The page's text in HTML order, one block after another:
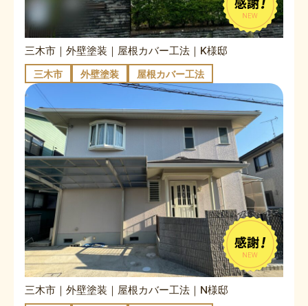
三木市｜外壁塗装｜屋根カバー工法｜K様邸
三木市 外壁塗装 屋根カバー工法
三木市｜外壁塗装｜屋根カバー工法｜N様邸